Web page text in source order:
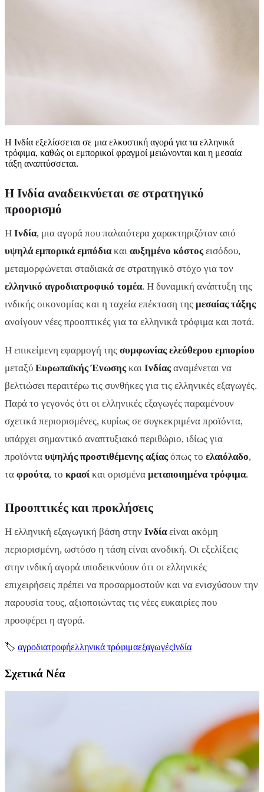
Η Ινδία εξελίσσεται σε μια ελκυστική αγορά για τα ελληνικά
τρόφιμα, καθώς οι εμπορικοί φραγμοί μειώνονται και η μεσαία
τάξη αναπτύσσεται.
Η Ινδία αναδεικνύεται σε στρατηγικό
προορισμό
Η Ινδία, μια αγορά που παλαιότερα χαρακτηριζόταν από
υψηλά εμπορικά εμπόδιακαι αυξημένο κόστοςεισόδου,
μεταμορφώνεται σταδιακά σε στρατηγικό στόχο για τον
ελληνικό αγροδιατροφικό τομέα. Η δυναμική ανάπτυξη της
ινδικής οικονομίας και η ταχεία επέκταση της μεσαίας τάξης
ανοίγουν νέες προοπτικές για τα ελληνικά τρόφιμα και ποτά.
Η επικείμενη εφαρμογή της συμφωνίας ελεύθερου εμπορίου
μεταξύ Ευρωπαϊκής Ένωσηςκαι Ινδίαςαναμένεται να
βελτιώσει περαιτέρω τις συνθήκες για τις ελληνικές εξαγωγές.
Παρά το γεγονός ότι οι ελληνικές εξαγωγές παραμένουν
σχετικά περιορισμένες, κυρίως σε συγκεκριμένα προϊόντα,
υπάρχει σημαντικό αναπτυξιακό περιθώριο, ιδίως για
προϊόντα υψηλής προστιθέμενης αξίαςόπως το ελαιόλαδο,
τα φρούτα, το κρασί και ορισμένα μεταποιημένα τρόφιμα.
Προοπτικές και προκλήσεις
Η ελληνική εξαγωγική βάση στην Ινδίαείναι ακόμη
περιορισμένη, ωστόσο η τάση είναι ανοδική. Οι εξελίξεις
στην ινδική αγορά υποδεικνύουν ότι οι ελληνικές
επιχειρήσεις πρέπει να προσαρμοστούν και να ενισχύσουν την
παρουσία τους, αξιοποιώντας τις νέες ευκαιρίες που
προσφέρει η αγορά.
🏷 αγροδιατροφήελληνικά τρόφιμαεξαγωγέςΙνδία
Σχετικά Νέα